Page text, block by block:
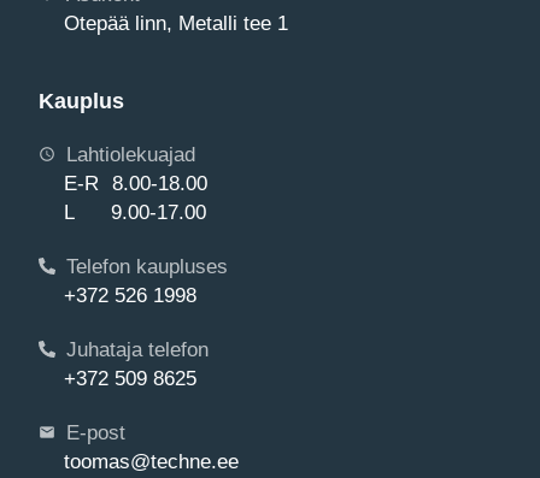
Otepää linn, Metalli tee 1
Kauplus
Lahtiolekuajad
E-R 8.00-18.00
L 9.00-17.00
Telefon kaupluses
+372 526 1998
Juhataja telefon
+372 509 8625
E-post
toomas@techne.ee